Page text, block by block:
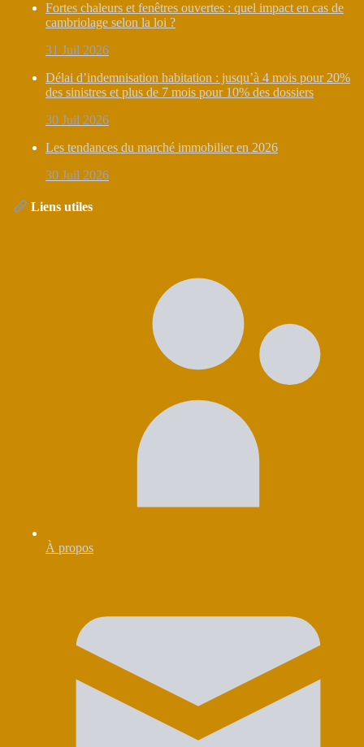
Fortes chaleurs et fenêtres ouvertes : quel impact en cas de
cambriolage selon la loi ?
31 Juil 2026
Délai d’indemnisation habitation : jusqu’à 4 mois pour 20%
des sinistres et plus de 7 mois pour 10% des dossiers
30 Juil 2026
Les tendances du marché immobilier en 2026
30 Juil 2026
Liens utiles
À propos